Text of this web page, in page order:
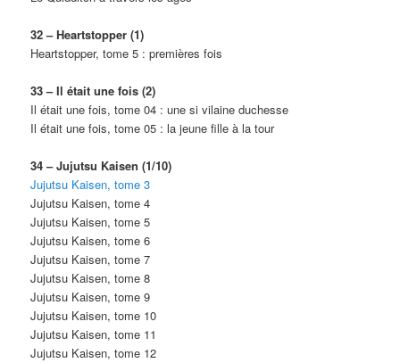
32 – Heartstopper (1)
Heartstopper, tome 5 : premières fois
33 – Il était une fois (2)
Il était une fois, tome 04 : une si vilaine duchesse
Il était une fois, tome 05 : la jeune fille à la tour
34 – Jujutsu Kaisen (1/10)
Jujutsu Kaisen, tome 3
Jujutsu Kaisen, tome 4
Jujutsu Kaisen, tome 5
Jujutsu Kaisen, tome 6
Jujutsu Kaisen, tome 7
Jujutsu Kaisen, tome 8
Jujutsu Kaisen, tome 9
Jujutsu Kaisen, tome 10
Jujutsu Kaisen, tome 11
Jujutsu Kaisen, tome 12